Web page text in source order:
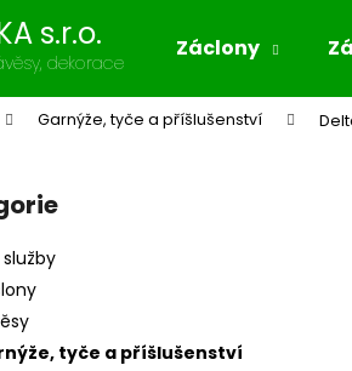
s.r.o.
dekorace
Záclony
Garnýže, tyče a příšlušenství
tyče a příšlušenství